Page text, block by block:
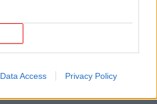
Data Access Privacy Policy